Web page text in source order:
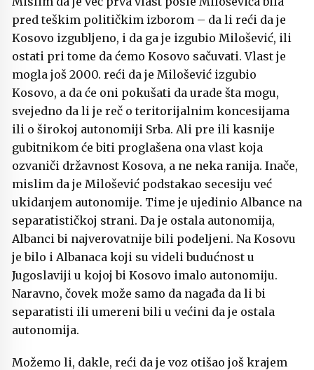
pred teškim političkim izborom – da li reći da je
Kosovo izgubljeno, i da ga je izgubio Milošević, ili
ostati pri tome da ćemo Kosovo sačuvati. Vlast je
mogla još 2000. reći da je Milošević izgubio
Kosovo, a da će oni pokušati da urade šta mogu,
svejedno da li je reč o teritorijalnim koncesijama
ili o širokoj autonomiji Srba. Ali pre ili kasnije
gubitnikom će biti proglašena ona vlast koja
ozvaniči državnost Kosova, a ne neka ranija. Inače,
mislim da je Milošević podstakao secesiju već
ukidanjem autonomije. Time je ujedinio Albance na
separatističkoj strani. Da je ostala autonomija,
Albanci bi najverovatnije bili podeljeni. Na Kosovu
je bilo i Albanaca koji su videli budućnost u
Jugoslaviji u kojoj bi Kosovo imalo autonomiju.
Naravno, čovek može samo da nagađa da li bi
separatisti ili umereni bili u većini da je ostala
autonomija.
Možemo li, dakle, reći da je voz otišao još krajem